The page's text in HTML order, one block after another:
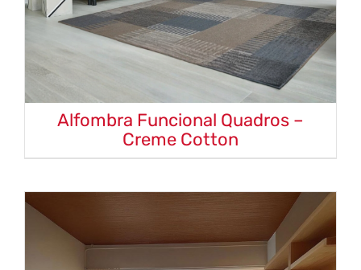
Alfombra Funcional Quadros –
Creme Cotton